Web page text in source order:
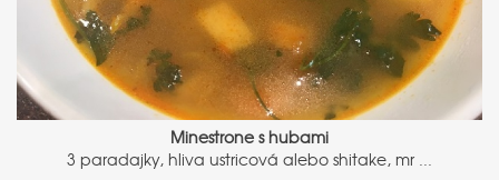
Minestrone s hubami
3 paradajky, hliva ustricová alebo shitake, mr ...